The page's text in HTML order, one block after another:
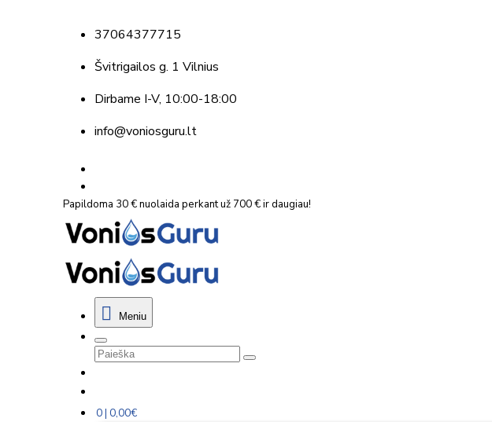
37064377715
Švitrigailos g. 1 Vilnius
Dirbame I-V, 10:00-18:00
info@voniosguru.lt
Papildoma 30 € nuolaida perkant už 700 € ir daugiau!
Meniu
0 | 0,00€